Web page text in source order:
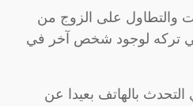
والتطاول على الزوج من
في تركه لوجود شخص آخر في
بالهاتف بعيدا عن